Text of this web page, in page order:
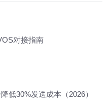
对接指南
低30%发送成本（2026）